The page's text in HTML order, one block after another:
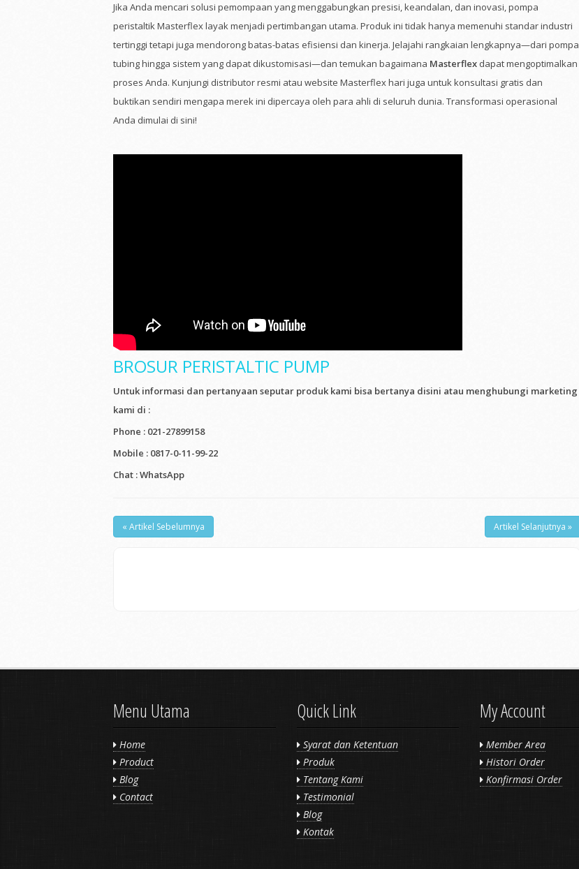
Jika Anda mencari solusi pemompaan yang menggabungkan presisi, keandalan, dan inovasi, pompa
peristaltik Masterflex layak menjadi pertimbangan utama. Produk ini tidak hanya memenuhi standar industri
tertinggi tetapi juga mendorong batas-batas efisiensi dan kinerja. Jelajahi rangkaian lengkapnya—dari pompa
tubing hingga sistem yang dapat dikustomisasi—dan temukan bagaimana Masterflex dapat mengoptimalkan
proses Anda. Kunjungi distributor resmi atau website Masterflex hari juga untuk konsultasi gratis dan
buktikan sendiri mengapa merek ini dipercaya oleh para ahli di seluruh dunia. Transformasi operasional
Anda dimulai di sini!
BROSUR PERISTALTIC PUMP
Untuk informasi dan pertanyaan seputar produk kami bisa bertanya disini atau menghubungi marketing
kami di :
Phone : 021-27899158
Mobile : 0817-0-11-99-22
Chat : WhatsApp
Artikel Selanjutnya »
« Artikel Sebelumnya
Menu Utama
Home
Product
Blog
Contact
Quick Link
Syarat dan Ketentuan
Produk
Tentang Kami
Testimonial
Blog
Kontak
My Account
Member Area
Histori Order
Konfirmasi Order